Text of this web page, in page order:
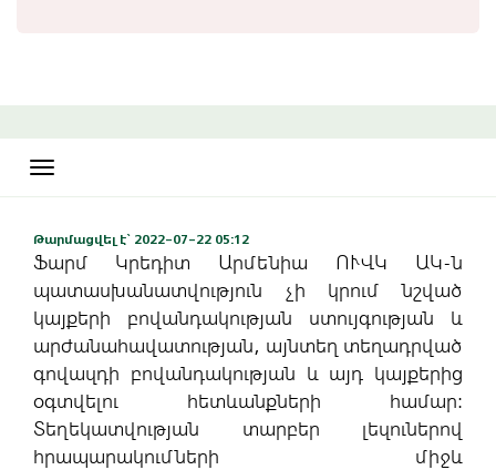
Toggle
Թարմացվել է` 2022-07-22 05:12
Ֆարմ Կրեդիտ Արմենիա ՈՒՎԿ ԱԿ-ն
պատասխանատվություն չի կրում նշված
կայքերի բովանդակության ստույգության և
արժանահավատության, այնտեղ տեղադրված
գովազդի բովանդակության և այդ կայքերից
օգտվելու հետևանքների համար:
Տեղեկատվության տարբեր լեզուներով
հրապարակումների միջև